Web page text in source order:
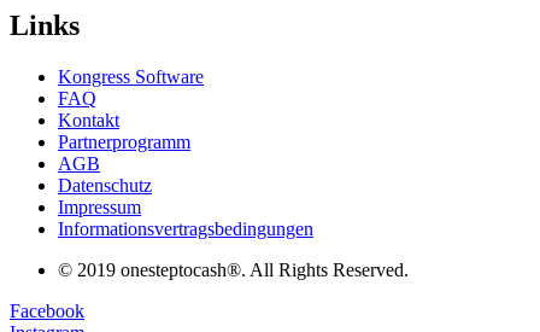
Links
Kongress Software
FAQ
Kontakt
Partnerprogramm
AGB
Datenschutz
Impressum
Informationsvertragsbedingungen
© 2019 onesteptocash®. All Rights Reserved.
Facebook